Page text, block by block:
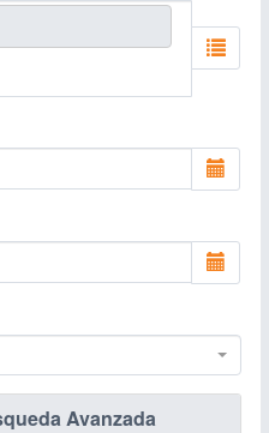
Avanzada